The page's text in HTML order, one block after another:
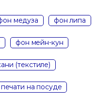
медуза фон липа
фон мейн-кун
(текстиле)
на посуде